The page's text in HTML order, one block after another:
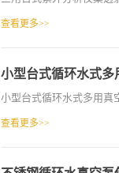
查看更多>>
小型台式循环水式多
小型台式循环水式多用真
查看更多>>